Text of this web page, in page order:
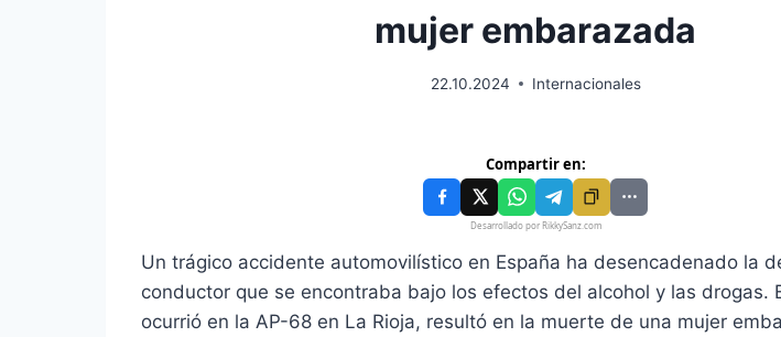
mujer embarazada
22.10.2024 Internacionales
Compartir en:
Desarrollado por RikkySanz.com
Un trágico accidente automovilístico en España ha desencadenado la
conductor que se encontraba bajo los efectos del alcohol y las drogas.
ocurrió en la AP-68 en La Rioja, resultó en la muerte de una mujer